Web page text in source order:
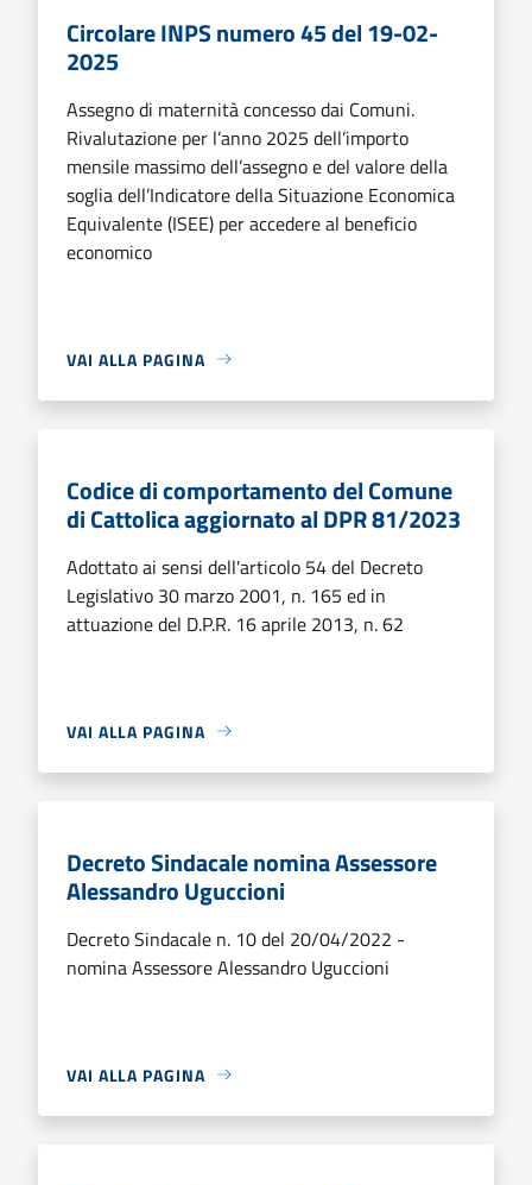
Circolare INPS numero 45 del 19-02-
2025
Assegno di maternità concesso dai Comuni.
Rivalutazione per l’anno 2025 dell’importo
mensile massimo dell’assegno e del valore della
soglia dell’Indicatore della Situazione Economica
Equivalente (ISEE) per accedere al beneficio
economico
VAI ALLA PAGINA
Codice di comportamento del Comune
di Cattolica aggiornato al DPR 81/2023
Adottato ai sensi dell'articolo 54 del Decreto
Legislativo 30 marzo 2001, n. 165 ed in
attuazione del D.P.R. 16 aprile 2013, n. 62
VAI ALLA PAGINA
Decreto Sindacale nomina Assessore
Alessandro Uguccioni
Decreto Sindacale n. 10 del 20/04/2022 -
nomina Assessore Alessandro Uguccioni
VAI ALLA PAGINA